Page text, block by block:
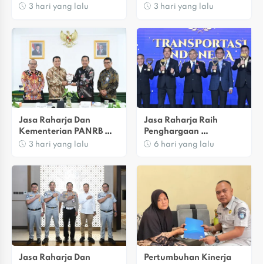
Raharja Tinjau Korban
Sentosa II
3 hari yang lalu
Kebakaran KM Mutiara
Sumenep
3 hari yang lalu
Jasa Raharja Dan
Kementerian PANRB
Perkuat Koordinasi
PKB Dan SWDKLLJ
3 hari yang lalu
Jasa Raharja Raih
Penghargaan
Transportasi Indonesia
Kontribusi Bagi
Masyarakat
6 hari yang lalu
Jasa Raharja Dan
Pertumbuhan Kinerja